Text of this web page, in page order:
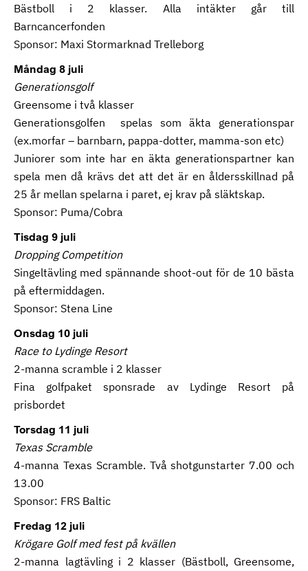
Bästboll i 2 klasser. Alla intäkter går till
Barncancerfonden
Sponsor: Maxi Stormarknad Trelleborg
Måndag 8 juli
Generationsgolf
Greensome i två klasser
Generationsgolfen
spelas som äkta generationspar
(ex.morfar – barnbarn, pappa-dotter, mamma-son etc)
Juniorer som inte har en äkta generationspartner kan
spela men då krävs det att det är en åldersskillnad på
25 år mellan spelarna i paret, ej krav på släktskap.
Sponsor: Puma/Cobra
Tisdag 9 juli
Dropping Competition
Singeltävling med spännande shoot-out för de 10 bästa
på eftermiddagen.
Sponsor: Stena Line
Onsdag 10 juli
Race to Lydinge Resort
2-manna scramble i 2 klasser
Fina golfpaket sponsrade av Lydinge Resort på
prisbordet
Torsdag 11 juli
Texas Scramble
4-manna Texas Scramble. Två shotgunstarter 7.00 och
13.00
Sponsor: FRS Baltic
Fredag 12 juli
Krögare Golf med fest på kvällen
2-manna lagtävling i 2 klasser (Bästboll, Greensome,